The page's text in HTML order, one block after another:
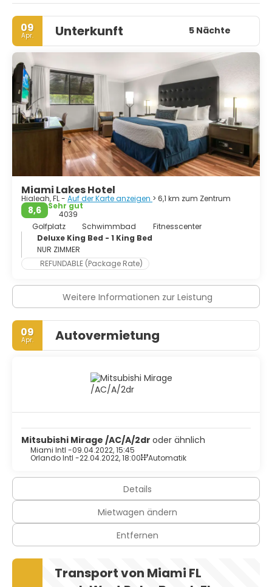
Welt, mit wunderschönen Stränden, einem
beeindruckenden Art-Deco-Viertel und erstklassigen
Einkaufsmöglichkeiten und Restaurants. In der Nähe der
Stadt Miami befinden sich der Everglades-Nationalpark
und die Florida Keys. Miami Beach ist nicht nur ein Ort für
gesellschaftliche und sonnige Unterhaltung, sondern
auch ein kultureller Ort, der die Geschichte und das Erbe
der Region präsentiert. Das Art-Deco-Viertel in Miami
Beach enthält die größte Konzentration von Resort-
Architektur der 1920er und 1930er Jahre weltweit. Diese
lebhaft gefärbten Häuser sind ein Aushängeschild für
Mode und Trendbewusstsein. Miami ist so vieles. Alles
glamourös, in jeder Hinsicht. Die Stadt wird als
multikulturelles Mosaik betrachtet, was Miami zu einer der
ungewöhnlichsten und interessantesten Städte Amerikas
macht.
09
Apr. Unterkunft 5 Nächte
Miami Lakes Hotel
Hialeah, FL - Auf der Karte anzeigen > 6,1 km zum Zentrum
8,6
Sehr gut
4039
Golfplatz
Schwimmbad
Fitnesscenter
Deluxe King Bed - 1 King Bed
NUR ZIMMER
REFUNDABLE (Package Rate)
Weitere Informationen zur Leistung
09
Apr. Autovermietung
Mitsubishi Mirage /AC/A/2dr oder ähnlich
Miami Intl -09.04.2022, 15:45
Orlando Intl -22.04.2022, 18:00 Automatik
Details
Mietwagen ändern
Entfernen
Transport von Miami FL